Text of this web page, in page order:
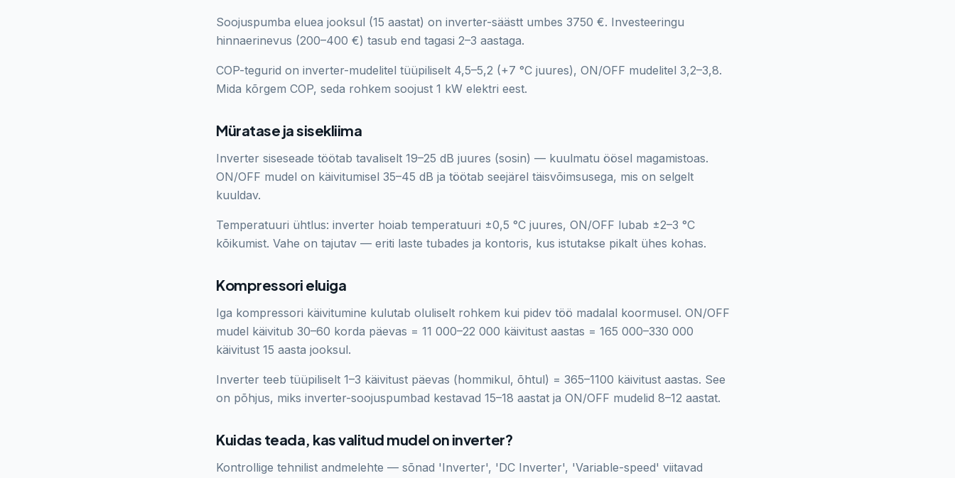
Soojuspumba eluea jooksul (15 aastat) on inverter-säästt umbes 3750 €. Investeeringu
hinnaerinevus (200–400 €) tasub end tagasi 2–3 aastaga.
COP-tegurid on inverter-mudelitel tüüpiliselt 4,5–5,2 (+7 °C juures), ON/OFF mudelitel 3,2–3,8.
Mida kõrgem COP, seda rohkem soojust 1 kW elektri eest.
Müratase ja sisekliima
Inverter siseseade töötab tavaliselt 19–25 dB juures (sosin) — kuulmatu öösel magamistoas.
ON/OFF mudel on käivitumisel 35–45 dB ja töötab seejärel täisvõimsusega, mis on selgelt
kuuldav.
Temperatuuri ühtlus: inverter hoiab temperatuuri ±0,5 °C juures, ON/OFF lubab ±2–3 °C
kõikumist. Vahe on tajutav — eriti laste tubades ja kontoris, kus istutakse pikalt ühes kohas.
Kompressori eluiga
Iga kompressori käivitumine kulutab oluliselt rohkem kui pidev töö madalal koormusel. ON/OFF
mudel käivitub 30–60 korda päevas = 11 000–22 000 käivitust aastas = 165 000–330 000
käivitust 15 aasta jooksul.
Inverter teeb tüüpiliselt 1–3 käivitust päevas (hommikul, õhtul) = 365–1100 käivitust aastas. See
on põhjus, miks inverter-soojuspumbad kestavad 15–18 aastat ja ON/OFF mudelid 8–12 aastat.
Kuidas teada, kas valitud mudel on inverter?
Kontrollige tehnilist andmelehte — sõnad 'Inverter', 'DC Inverter', 'Variable-speed' viitavad